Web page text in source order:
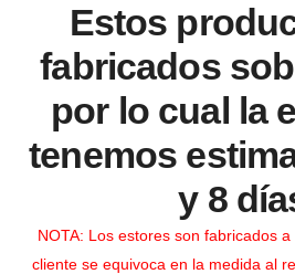
Estos
fabricados
por lo cual la
tenemos
y 8
NOTA: Los estores son fabricados
cliente se equivoca en la medida al